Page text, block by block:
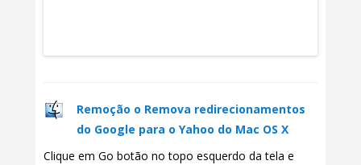
Remoção o Remova redirecionamentos
do Google para o Yahoo do Mac OS X
Clique em Go botão no topo esquerdo da tela e